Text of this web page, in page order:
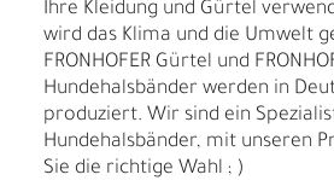
Ihre Kleidung und Gürtel
wird das Klima und die Umwelt
FRONHOFER Gürtel und
Hundehalsbänder werden in
produziert. Wir sind ein
Hundehalsbänder, mit unseren
Sie die richtige Wahl ; )